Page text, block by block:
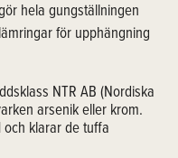
hela gungställningen
för upphängning
NTR AB (Nordiska
arsenik eller krom.
och klarar de tuffa